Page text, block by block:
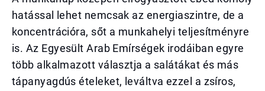
hatással lehet nemcsak az energiaszintre, de a
koncentrációra, sőt a munkahelyi teljesítményre
is. Az Egyesült Arab Emírségek irodáiban egyre
több alkalmazott választja a salátákat és más
tápanyagdús ételeket, leváltva ezzel a zsíros,